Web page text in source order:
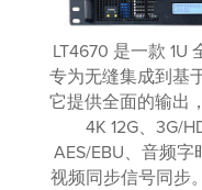
LT4670 是一款 1U
专为无缝集成到基
它提供全面的输出
4K 12G、3G/
AES/EBU、音频
视频同步信号同步